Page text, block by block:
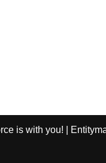
is with you! |